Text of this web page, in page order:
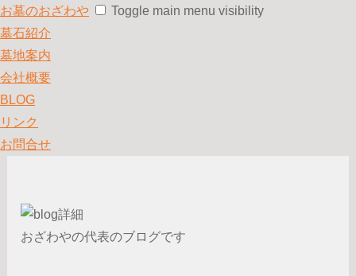
お墓のおざわや
Toggle main menu visibility
墓石紹介
墓地案内
会社概要
BLOG
リンク
お問合せ
おざわやの代表のブログです